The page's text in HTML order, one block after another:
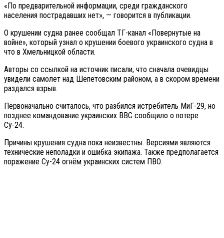
«По предварительной информации, среди гражданского
населения пострадавших нет», — говорится в публикации.
О крушении судна ранее сообщал ТГ-канал «Повернутые на
войне», который узнал о крушении боевого украинского судна в
что в Хмельницкой области.
Авторы со ссылкой на источник писали, что сначала очевидцы
увидели самолет над Шепетовским районом, а в скором времени
раздался взрыв.
Первоначально считалось, что разбился истребитель МиГ-29, но
позднее командование украинских ВВС сообщило о потере
Су-24.
Причины крушения судна пока неизвестны. Версиями являются
технические неполадки и ошибка экипажа. Также предполагается
поражение Су-24 огнём украинских систем ПВО.